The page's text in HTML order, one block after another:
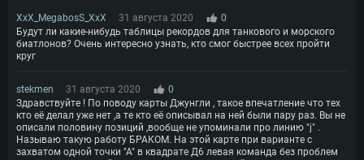
XxX_MegabosS_XxX 31 августа 2020
0
Будут ли какие-нибудь таблицы рекордов для танкового и морского
биатлонов? Очень интересно узнать, кто смог быстрее всех пройти
круг
stekmen 31 августа 2020
0
Здравствуйте ! По поводу карты Джунгли , такое впечатление что тех
кто её делал уже нет ,а те кто её описывал на ней были пару раз. Вы не
описали половину позиций ,вообще не упоминали про линию "j" .
Называю такую работу БРАКОМ. На этой карте при варианте с
захватом одной точки "А" в квадрате Д6 левая команда без проблем